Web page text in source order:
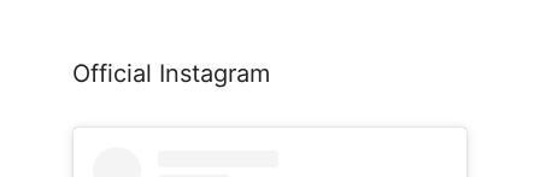
Official Instagram